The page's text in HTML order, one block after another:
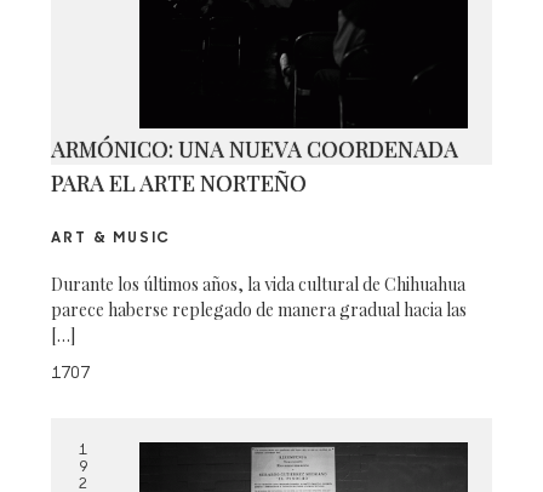
ARMÓNICO: UNA NUEVA COORDENADA
PARA EL ARTE NORTEÑO
ART & MUSIC
Durante los últimos años, la vida cultural de Chihuahua
parece haberse replegado de manera gradual hacia las
[…]
1707
1
9
2